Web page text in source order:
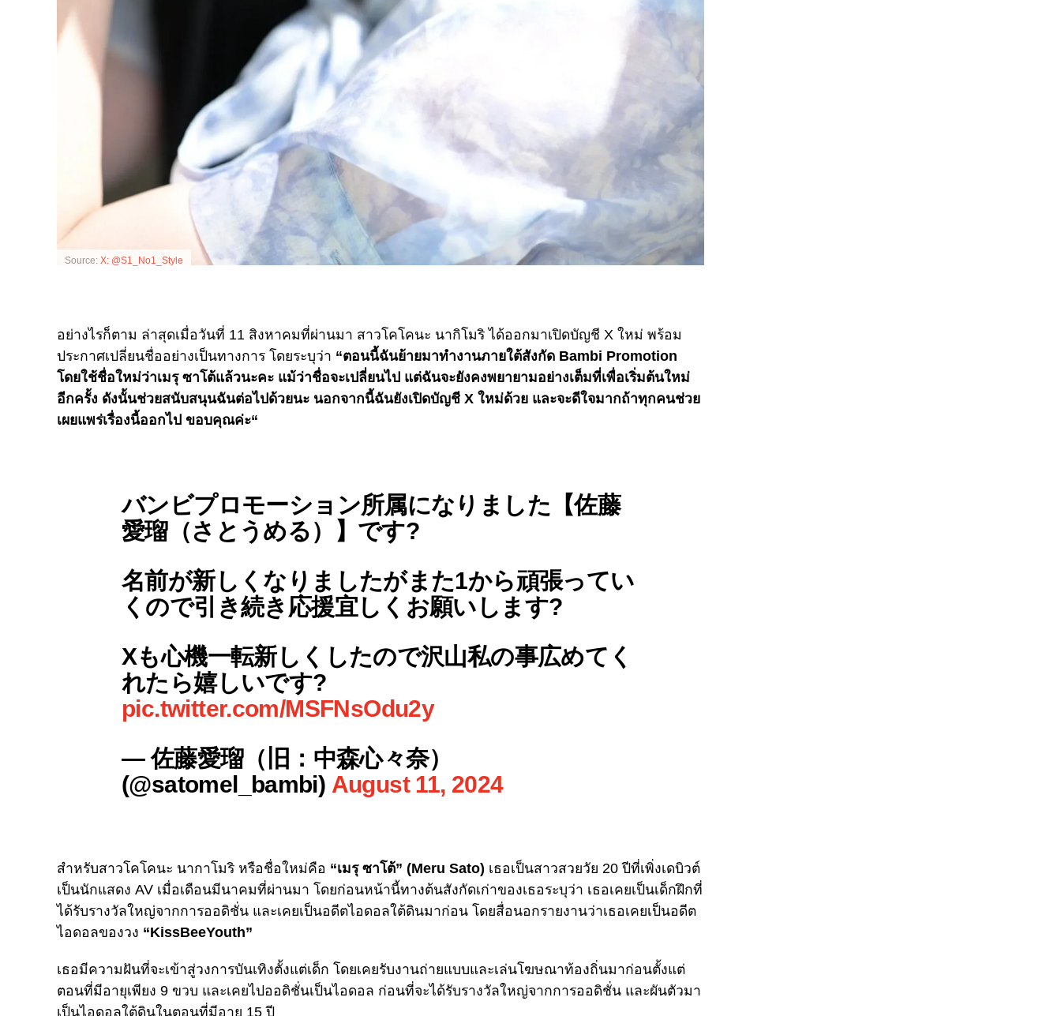
Source: X: @S1_No1_Style
อย่างไรก็ตาม ล่าสุดเมื่อวันที่ 11 สิงหาคมที่ผ่านมา สาวโคโคนะ นากิโมริ ได้ออกมาเปิดบัญชี X ใหม่ พร้อม
ประกาศเปลี่ยนชื่ออย่างเป็นทางการ โดยระบุว่า “ตอนนี้ฉันย้ายมาทำงานภายใต้สังกัด Bambi Promotion
โดยใช้ชื่อใหม่ว่าเมรุ ซาโต้แล้วนะคะ แม้ว่าชื่อจะเปลี่ยนไป แต่ฉันจะยังคงพยายามอย่างเต็มที่เพื่อเริ่มต้นใหม่
อีกครั้ง ดังนั้นช่วยสนับสนุนฉันต่อไปด้วยนะ นอกจากนี้ฉันยังเปิดบัญชี X ใหม่ด้วย และจะดีใจมากถ้าทุกคนช่วย
เผยแพร่เรื่องนี้ออกไป ขอบคุณค่ะ“
バンビプロモーション所属になりました【佐藤
愛瑠（さとうめる）】です?
名前が新しくなりましたがまた1から頑張ってい
くので引き続き応援宜しくお願いします?
Xも心機一転新しくしたので沢山私の事広めてく
れたら嬉しいです?
pic.twitter.com/MSFNsOdu2y
— 佐藤愛瑠（旧：中森心々奈）
(@satomel_bambi) August 11, 2024
สำหรับสาวโคโคนะ นากาโมริ หรือชื่อใหม่คือ “เมรุ ซาโต้” (Meru Sato) เธอเป็นสาวสวยวัย 20 ปีที่เพิ่งเดบิวต์
เป็นนักแสดง AV เมื่อเดือนมีนาคมที่ผ่านมา โดยก่อนหน้านี้ทางต้นสังกัดเก่าของเธอระบุว่า เธอเคยเป็นเด็กฝึกที่
ได้รับรางวัลใหญ่จากการออดิชั่น และเคยเป็นอดีตไอดอลใต้ดินมาก่อน โดยสื่อนอกรายงานว่าเธอเคยเป็นอดีต
ไอดอลของวง “KissBeeYouth”
เธอมีความฝันที่จะเข้าสู่วงการบันเทิงตั้งแต่เด็ก โดยเคยรับงานถ่ายแบบและเล่นโฆษณาท้องถิ่นมาก่อนตั้งแต่
ตอนที่มีอายุเพียง 9 ขวบ และเคยไปออดิชั่นเป็นไอดอล ก่อนที่จะได้รับรางวัลใหญ่จากการออดิชั่น และผันตัวมา
เป็นไอดอลใต้ดินในตอนที่มีอายุ 15 ปี